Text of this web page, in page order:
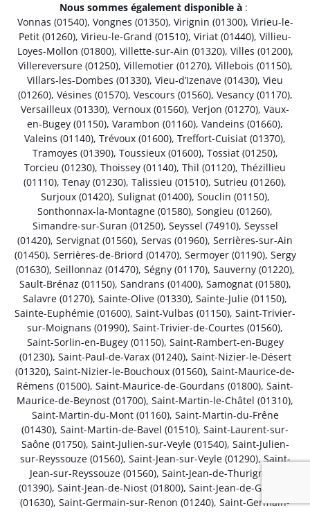
Nous sommes également disponible à :
Vonnas (01540), Vongnes (01350), Virignin (01300), Virieu-le-
Petit (01260), Virieu-le-Grand (01510), Viriat (01440), Villieu-
Loyes-Mollon (01800), Villette-sur-Ain (01320), Villes (01200),
Villereversure (01250), Villemotier (01270), Villebois (01150),
Villars-les-Dombes (01330), Vieu-d’Izenave (01430), Vieu
(01260), Vésines (01570), Vescours (01560), Vesancy (01170),
Versailleux (01330), Vernoux (01560), Verjon (01270), Vaux-
en-Bugey (01150), Varambon (01160), Vandeins (01660),
Valeins (01140), Trévoux (01600), Treffort-Cuisiat (01370),
Tramoyes (01390), Toussieux (01600), Tossiat (01250),
Torcieu (01230), Thoissey (01140), Thil (01120), Thézillieu
(01110), Tenay (01230), Talissieu (01510), Sutrieu (01260),
Surjoux (01420), Sulignat (01400), Souclin (01150),
Sonthonnax-la-Montagne (01580), Songieu (01260),
Simandre-sur-Suran (01250), Seyssel (74910), Seyssel
(01420), Servignat (01560), Servas (01960), Serrières-sur-Ain
(01450), Serrières-de-Briord (01470), Sermoyer (01190), Sergy
(01630), Seillonnaz (01470), Ségny (01170), Sauverny (01220),
Sault-Brénaz (01150), Sandrans (01400), Samognat (01580),
Salavre (01270), Sainte-Olive (01330), Sainte-Julie (01150),
Sainte-Euphémie (01600), Saint-Vulbas (01150), Saint-Trivier-
sur-Moignans (01990), Saint-Trivier-de-Courtes (01560),
Saint-Sorlin-en-Bugey (01150), Saint-Rambert-en-Bugey
(01230), Saint-Paul-de-Varax (01240), Saint-Nizier-le-Désert
(01320), Saint-Nizier-le-Bouchoux (01560), Saint-Maurice-de-
Rémens (01500), Saint-Maurice-de-Gourdans (01800), Saint-
Maurice-de-Beynost (01700), Saint-Martin-le-Châtel (01310),
Saint-Martin-du-Mont (01160), Saint-Martin-du-Frêne
(01430), Saint-Martin-de-Bavel (01510), Saint-Laurent-sur-
Saône (01750), Saint-Julien-sur-Veyle (01540), Saint-Julien-
sur-Reyssouze (01560), Saint-Jean-sur-Veyle (01290),Saint-
Jean-sur-Reyssouze (01560), Saint-Jean-de-Thurigneux
(01390), Saint-Jean-de-Niost (01800), Saint-Jean-de-Gonville
(01630), Saint-Germain-sur-Renon (01240), Saint-Germain-